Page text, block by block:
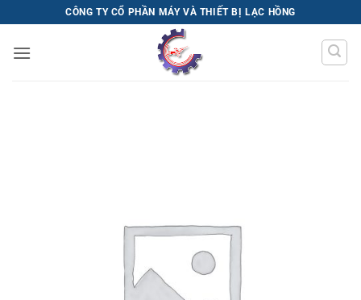
qua
nội
CÔNG TY CỔ PHẦN MÁY VÀ THIẾT BỊ LẠC HỒNG